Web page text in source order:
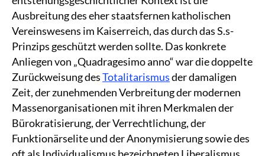
Ausbreitung des eher staatsfernen katholischen
Vereinswesens im Kaiserreich, das durch das S.s-
Prinzips geschützt werden sollte. Das konkrete
Anliegen von „Quadragesimo anno“ war die doppelte
Zurückweisung desTotalitarismusder damaligen
Zeit, der zunehmenden Verbreitung der modernen
Massenorganisationen mit ihren Merkmalen der
Bürokratisierung, der Verrechtlichung, der
Funktionärselite und der Anonymisierung sowie des